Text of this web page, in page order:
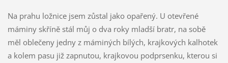
Na prahu ložnice jsem zůstal jako opařený. U otevřené
máminy skříně stál můj o dva roky mladší bratr, na sobě
měl oblečeny jedny z máminých bílých, krajkových kalhotek
a kolem pasu již zapnutou, krajkovou podprsenku, kterou si